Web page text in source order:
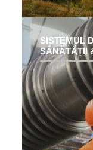
SISTEMUL
SĂNĂTĂȚII